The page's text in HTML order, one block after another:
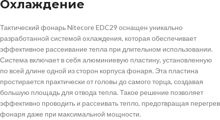
Охлаждение
Тактический фонарь Nitecore EDC29 оснащен уникально
разработанной системой охлаждения, которая обеспечивает
эффективное рассеивание тепла при длительном использовании.
Система включает в себя алюминиевую пластину, установленную
по всей длине одной из сторон корпуса фонаря. Эта пластина
простирается практически от головы до самого торца, создавая
большую площадь для отвода тепла. Такое решение позволяет
эффективно проводить и рассеивать тепло, предотвращая перегрев
фонаря даже при максимальной мощности.